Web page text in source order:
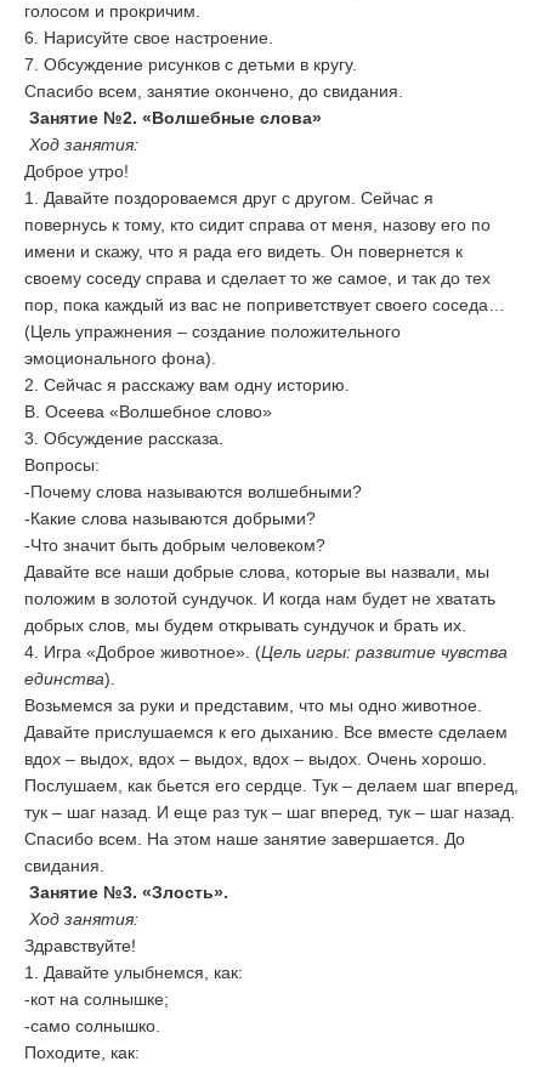
голосом и прокричим.
6. Нарисуйте свое настроение.
7. Обсуждение рисунков с детьми в кругу.
Спасибо всем, занятие окончено, до свидания.
Занятие №2. «Волшебные слова»
Ход занятия:
Доброе утро!
1. Давайте поздороваемся друг с другом. Сейчас я
повернусь к тому, кто сидит справа от меня, назову его по
имени и скажу, что я рада его видеть. Он повернется к
своему соседу справа и сделает то же самое, и так до тех
пор, пока каждый из вас не поприветствует своего соседа…
(Цель упражнения – создание положительного
эмоционального фона).
2. Сейчас я расскажу вам одну историю.
В. Осеева «Волшебное слово»
3. Обсуждение рассказа.
Вопросы:
-Почему слова называются волшебными?
-Какие слова называются добрыми?
-Что значит быть добрым человеком?
Давайте все наши добрые слова, которые вы назвали, мы
положим в золотой сундучок. И когда нам будет не хватать
добрых слов, мы будем открывать сундучок и брать их.
4. Игра «Доброе животное». (Цель игры: развитие чувства
единства).
Возьмемся за руки и представим, что мы одно животное.
Давайте прислушаемся к его дыханию. Все вместе сделаем
вдох – выдох, вдох – выдох, вдох – выдох. Очень хорошо.
Послушаем, как бьется его сердце. Тук – делаем шаг вперед,
тук – шаг назад. И еще раз тук – шаг вперед, тук – шаг назад.
Спасибо всем. На этом наше занятие завершается. До
свидания.
Занятие №3. «Злость».
Ход занятия:
Здравствуйте!
1. Давайте улыбнемся, как:
-кот на солнышке;
-само солнышко.
Походите, как: